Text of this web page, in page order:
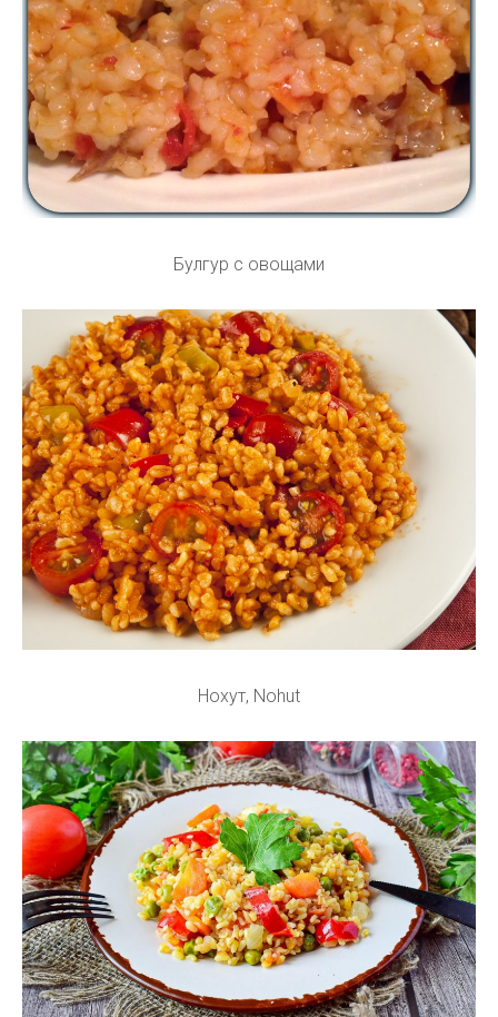
Булгур с овощами
Нохут, Nohut